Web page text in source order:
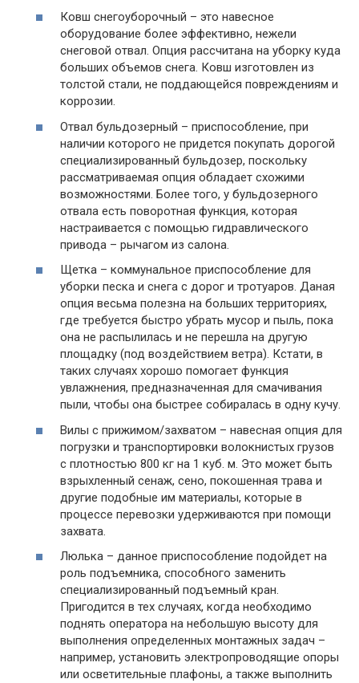
Ковш снегоуборочный – это навесное
оборудование более эффективно, нежели
снеговой отвал. Опция рассчитана на уборку куда
больших объемов снега. Ковш изготовлен из
толстой стали, не поддающейся повреждениям и
коррозии.
Отвал бульдозерный – приспособление, при
наличии которого не придется покупать дорогой
специализированный бульдозер, поскольку
рассматриваемая опция обладает схожими
возможностями. Более того, у бульдозерного
отвала есть поворотная функция, которая
настраивается с помощью гидравлического
привода – рычагом из салона.
Щетка – коммунальное приспособление для
уборки песка и снега с дорог и тротуаров. Даная
опция весьма полезна на больших территориях,
где требуется быстро убрать мусор и пыль, пока
она не распылилась и не перешла на другую
площадку (под воздействием ветра). Кстати, в
таких случаях хорошо помогает функция
увлажнения, предназначенная для смачивания
пыли, чтобы она быстрее собиралась в одну кучу.
Вилы с прижимом/захватом – навесная опция для
погрузки и транспортировки волокнистых грузов
с плотностью 800 кг на 1 куб. м. Это может быть
взрыхленный сенаж, сено, покошенная трава и
другие подобные им материалы, которые в
процессе перевозки удерживаются при помощи
захвата.
Люлька – данное приспособление подойдет на
роль подъемника, способного заменить
специализированный подъемный кран.
Пригодится в тех случаях, когда необходимо
поднять оператора на небольшую высоту для
выполнения определенных монтажных задач –
например, установить электропроводящие опоры
или осветительные плафоны, а также выполнить